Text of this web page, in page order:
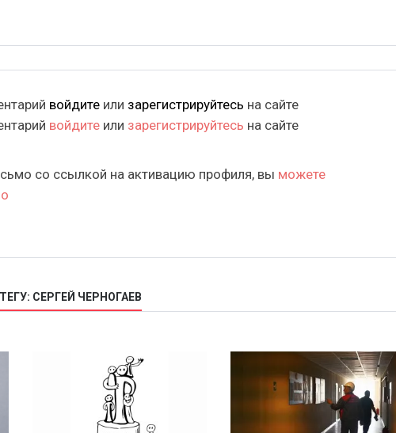
войдите или зарегистрируйтесь на сайте
войдите или зарегистрируйтесь на сайте
со ссылкой на активацию профиля, вы можете
СЕРГЕЙ ЧЕРНОГАЕВ